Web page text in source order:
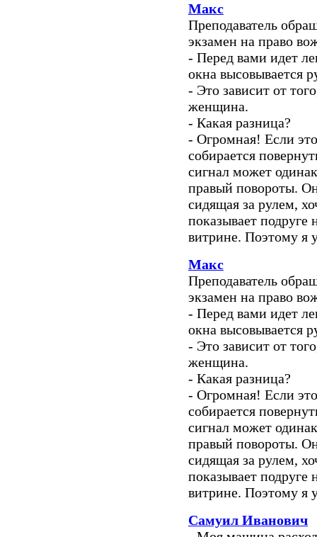
Макс
Преподаватель
экзамен на право
- Перед вами идет
окна высовывается
- Это зависит от
женщина.
- Какая разница?
- Огромная! Если
собирается
сигнал может
правый повороты.
сидящая за рулем,
показывает
витрине. Поэтому я
Макс
Преподаватель
экзамен на право
- Перед вами идет
окна высовывается
- Это зависит от
женщина.
- Какая разница?
- Огромная! Если
собирается
сигнал может
правый повороты.
сидящая за рулем,
показывает
витрине. Поэтому я
Самуил Иванович